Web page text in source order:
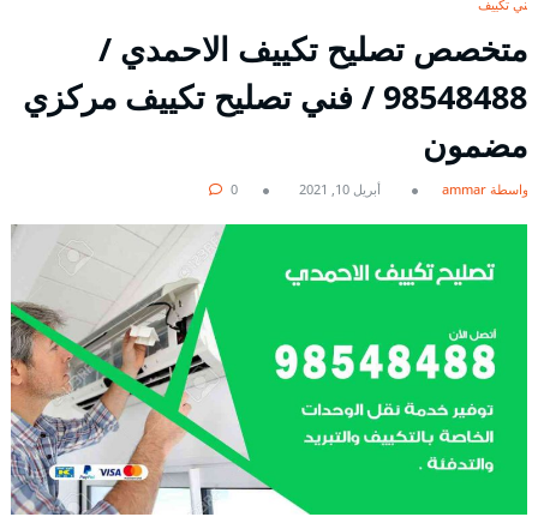
فني تكييف
متخصص تصليح تكييف الاحمدي /
98548488 / فني تصليح تكييف مركزي
مضمون
بواسطة ammar أبريل 10, 2021 0